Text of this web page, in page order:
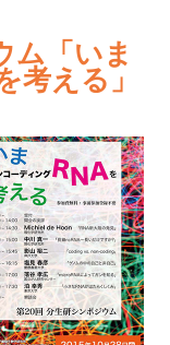
ム「いま
考える」